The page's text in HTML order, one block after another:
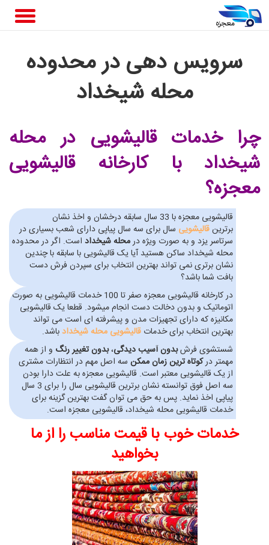
سرویس دهی در محدوده
محله شیخداد
چرا خدمات قالیشویی در محله
شیخداد با کارخانه قالیشویی
معجزه؟
قالیشویی معجزه با 33 سال سابقه درخشان و اخذ نشان
برترینقالیشویی سال برای سه سال پیاپی دارای شعب بسیاری در
سرتاسر یزد و به صورت ویژه درمحله شیخداد است. اگر در محدوده
محله شیخداد ساکن هستید آیا یک قالیشویی با سابقه با چندین
نشان برتری نمی تواند بهترین انتخاب برای سپردن فرش دست
بافت شما باشد؟
در کارخانه قالیشویی معجزه صفر تا 100 خدمات قالیشویی به صورت
اتوماتیک و بدون دخالت دست انجام میشود. قطعا یک قالیشویی
مکانیزه که دارای تجهیزات مدن و پیشرفته ای است می تواند
بهترین انتخاب برای خدمات قالیشویی محله شیخدادباشد.
شستشوی فرشبدون آسیب دیدگی،بدون تغییر رنگ و از همه
مهمتر درکوتاه ترین زمان ممکن سه اصل مهم در انتظارات مشتری
از یک قالیشویی معتبر است. قالیشویی معجزه به علت دارا بودن
سه اصل فوق توانسته نشان برترین قالیشویی سال را برای 3 سال
پیاپی اخذ نماید. پس به حق می توان گفت بهترین گزینه برای
خدمات قالیشویی محله شیخداد، قالیشویی معجزه است.
خدمات خوب با قیمت مناسب را از ما
بخواهید